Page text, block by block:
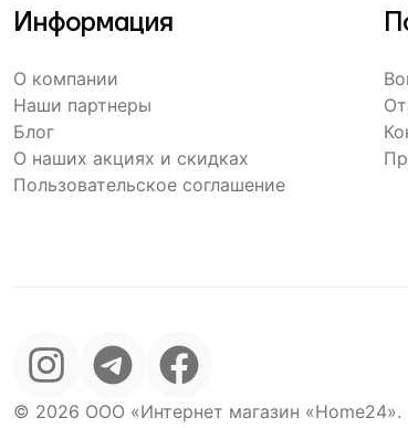
Информация
О компании
Наши партнеры
Блог
О наших акциях и скидках
Пользовательское соглашение
© 2026 ООО «Интернет магазин «Home24».